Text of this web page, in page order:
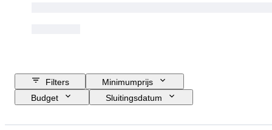
Filters
Minimumprijs
Budget
Sluitingsdatum